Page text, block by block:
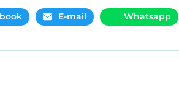
E-mail Whatsapp